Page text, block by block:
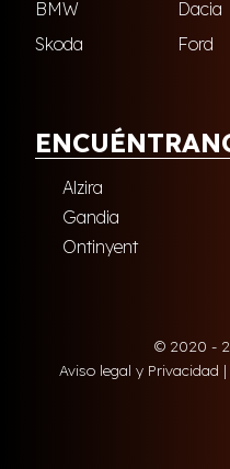
BMW
Dacia
Skoda
Ford
Alzira
Gandia
Ontinyent
© 2020 -
Aviso legal y Privacidad |